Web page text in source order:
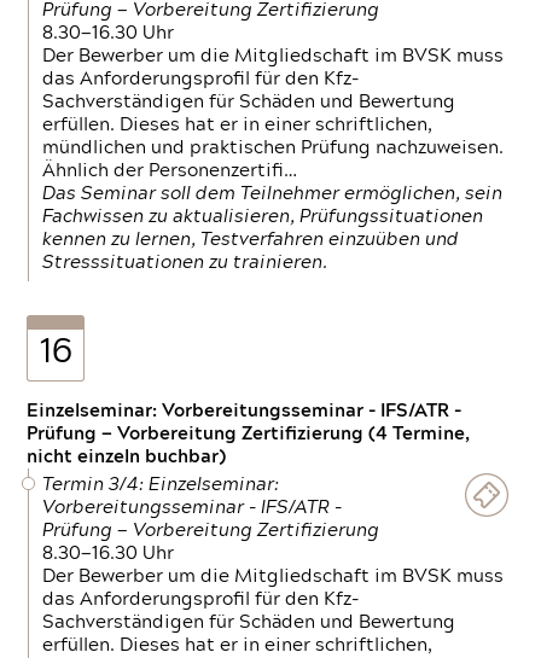
Prüfung — Vorbereitung Zertifizierung
8.30—16.30 Uhr
Der Bewerber um die Mitgliedschaft im BVSK muss
das Anforderungsprofil für den Kfz-
Sachverständigen für Schäden und Bewertung
erfüllen. Dieses hat er in einer schriftlichen,
mündlichen und praktischen Prüfung nachzuweisen.
Ähnlich der Personenzertifi…
Das Seminar soll dem Teilnehmer ermöglichen, sein
Fachwissen zu aktualisieren, Prüfungssituationen
kennen zu lernen, Testverfahren einzuüben und
Stresssituationen zu trainieren.
16
Einzelseminar: Vorbereitungsseminar - IFS/ATR -
Prüfung — Vorbereitung Zertifizierung (4 Termine,
nicht einzeln buchbar)
Termin 3/4: Einzelseminar:
Vorbereitungsseminar - IFS/ATR -
Prüfung — Vorbereitung Zertifizierung
8.30—16.30 Uhr
Der Bewerber um die Mitgliedschaft im BVSK muss
das Anforderungsprofil für den Kfz-
Sachverständigen für Schäden und Bewertung
erfüllen. Dieses hat er in einer schriftlichen,